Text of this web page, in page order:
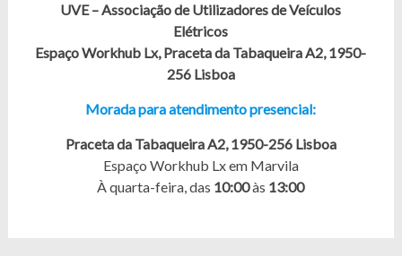
UVE – Associação de Utilizadores de Veículos
Elétricos
Espaço Workhub Lx, Praceta da Tabaqueira A2, 1950-
256 Lisboa
Morada para atendimento presencial:
Praceta da Tabaqueira A2, 1950-256 Lisboa
Espaço Workhub Lx em Marvila
À quarta-feira, das 10:00às 13:00